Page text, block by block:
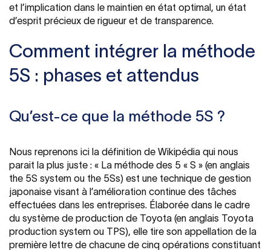
et l’implication dans le maintien en état optimal, un état
d’esprit précieux de rigueur et de transparence.
Comment intégrer la méthode
5S : phases et attendus
Qu’est-ce que la méthode 5S ?
Nous reprenons ici la définition de Wikipédia qui nous
parait la plus juste : « La méthode des 5 « S » (en anglais
the 5S system ou the 5Ss) est une technique de gestion
japonaise visant à l’amélioration continue des tâches
effectuées dans les entreprises. Élaborée dans le cadre
du système de production de Toyota (en anglais Toyota
production system ou TPS), elle tire son appellation de la
première lettre de chacune de cinq opérations constituant